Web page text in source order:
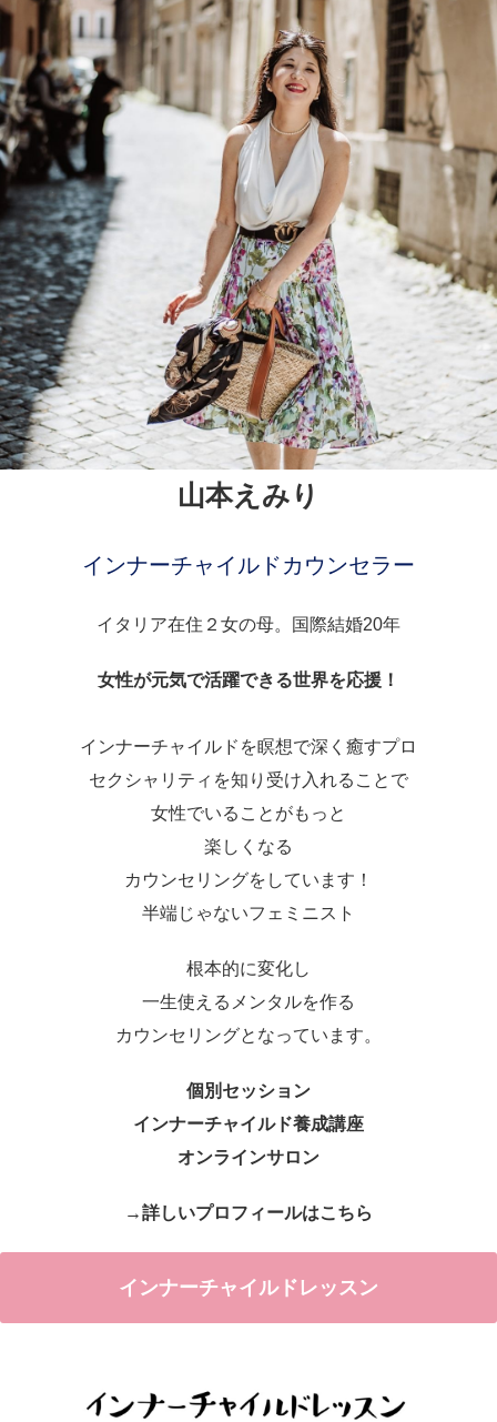
山本えみり
インナーチャイルドカウンセラー
イタリア在住２女の母。国際結婚20年
女性が元気で活躍できる世界を応援！
インナーチャイルドを瞑想で深く癒すプロ
セクシャリティを知り受け入れることで
女性でいることがもっと
楽しくなる
カウンセリングをしています！
半端じゃないフェミニスト
根本的に変化し
一生使えるメンタルを作る
カウンセリングとなっています。
個別セッション
インナーチャイルド養成講座
オンラインサロン
→詳しいプロフィールはこちら
インナーチャイルドレッスン